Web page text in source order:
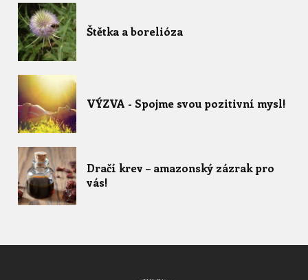
Štětka a borelióza
VÝZVA - Spojme svou pozitivní mysl!
Dračí krev – amazonský zázrak pro
vás!